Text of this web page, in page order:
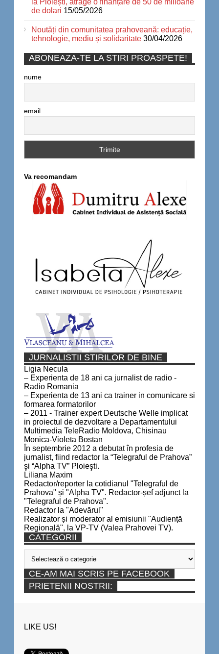
la Ploiești, atrage o finanțare de 50 de milioane
de dolari 15/05/2026
Noutăți din comunitatea prahoveană: educație,
tehnologie, mediu și solidaritate 30/04/2026
ABONEAZA-TE LA STIRI PROASPETE!
nume
email
Va recomandam
JURNALISTII STIRILOR DE BINE
Ligia Necula
– Experienta de 18 ani ca jurnalist de radio -
Radio Romania
– Experienta de 13 ani ca trainer in comunicare si
formarea formatorilor
– 2011 - Trainer expert Deutsche Welle implicat
in proiectul de dezvoltare a Departamentului
Multimedia TeleRadio Moldova, Chisinau
Monica-Violeta Bostan
În septembrie 2012 a debutat în profesia de
jurnalist, fiind redactor la “Telegraful de Prahova”
şi “Alpha TV” Ploieşti.
Liliana Maxim
Redactor/reporter la cotidianul "Telegraful de
Prahova" și "Alpha TV". Redactor-șef adjunct la
"Telegraful de Prahova".
Redactor la "Adevărul"
Realizator și moderator al emisiunii "Audiență
Regională", la VP-TV (Valea Prahovei TV).
CATEGORII
Categorii
CE-AM MAI SCRIS PE FACEBOOK
PRIETENII NOSTRII:
LIKE US!